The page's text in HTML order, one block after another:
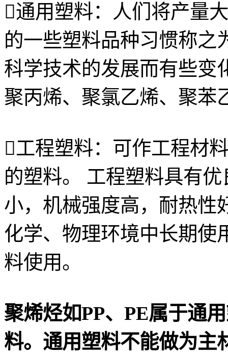
通用塑料：人们将产量
的一些塑料品种习惯称之
科学技术的发展而有些变
聚丙烯、聚氯乙烯、聚苯
工程塑料：可作工程材
的塑料。 工程塑料具有
小，机械强度高，耐热性
化学、物理环境中长期使
料使用。
聚烯烃如PP、PE属于通
料。通用塑料不能做为主